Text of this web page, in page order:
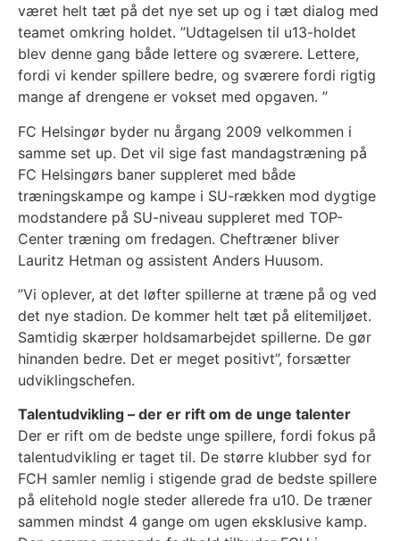
været helt tæt på det nye set up og i tæt dialog med
teamet omkring holdet. ”Udtagelsen til u13-holdet
blev denne gang både lettere og sværere. Lettere,
fordi vi kender spillere bedre, og sværere fordi rigtig
mange af drengene er vokset med opgaven. ”
FC Helsingør byder nu årgang 2009 velkommen i
samme set up. Det vil sige fast mandagstræning på
FC Helsingørs baner suppleret med både
træningskampe og kampe i SU-rækken mod dygtige
modstandere på SU-niveau suppleret med TOP-
Center træning om fredagen. Cheftræner bliver
Lauritz Hetman og assistent Anders Huusom.
”Vi oplever, at det løfter spillerne at træne på og ved
det nye stadion. De kommer helt tæt på elitemiljøet.
Samtidig skærper holdsamarbejdet spillerne. De gør
hinanden bedre. Det er meget positivt”, forsætter
udviklingschefen.
Talentudvikling – der er rift om de unge talenter
Der er rift om de bedste unge spillere, fordi fokus på
talentudvikling er taget til. De større klubber syd for
FCH samler nemlig i stigende grad de bedste spillere
på elitehold nogle steder allerede fra u10. De træner
sammen mindst 4 gange om ugen eksklusive kamp.